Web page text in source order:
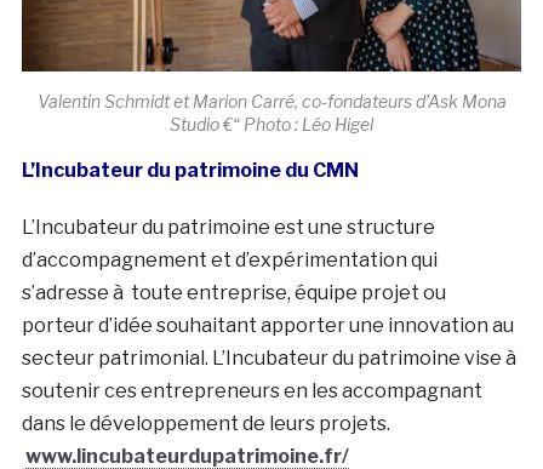
Valentin Schmidt et Marion Carré, co-fondateurs d’Ask Mona
Studio €“ Photo : Léo Higel
L’Incubateur du patrimoine du CMN
L’Incubateur du patrimoine est une structure
d’accompagnement et d’expérimentation qui
s’adresse à toute entreprise, équipe projet ou
porteur d’idée souhaitant apporter une innovation au
secteur patrimonial. L’Incubateur du patrimoine vise à
soutenir ces entrepreneurs en les accompagnant
dans le développement de leurs projets.
www.lincubateurdupatrimoine.fr/